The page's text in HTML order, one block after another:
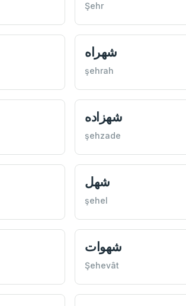
Şehr
شهراه
şehrah
شهزاده
şehzade
شهل
şehel
شهوات
Şehevât